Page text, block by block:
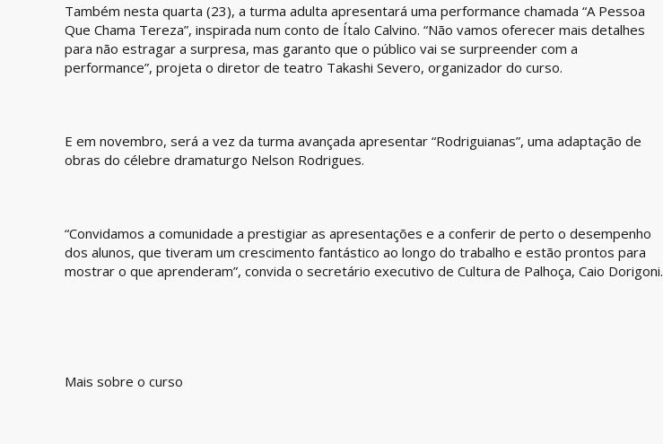
Também nesta quarta (23), a turma adulta apresentará uma performance chamada “A Pessoa
Que Chama Tereza”, inspirada num conto de Ítalo Calvino. “Não vamos oferecer mais detalhes
para não estragar a surpresa, mas garanto que o público vai se surpreender com a
performance”, projeta o diretor de teatro Takashi Severo, organizador do curso.
E em novembro, será a vez da turma avançada apresentar “Rodriguianas”, uma adaptação de
obras do célebre dramaturgo Nelson Rodrigues.
“Convidamos a comunidade a prestigiar as apresentações e a conferir de perto o desempenho
dos alunos, que tiveram um crescimento fantástico ao longo do trabalho e estão prontos para
mostrar o que aprenderam”, convida o secretário executivo de Cultura de Palhoça, Caio Dorigoni.
Mais sobre o curso